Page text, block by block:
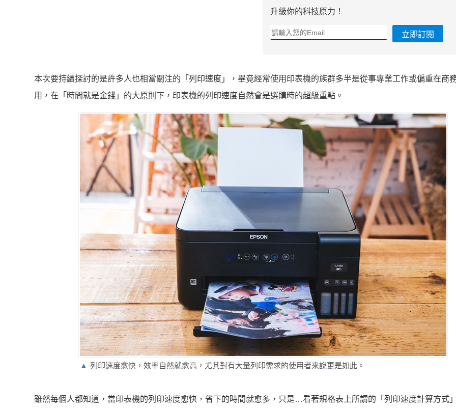
升級你的科技原力！
立即訂閱
本次要持續探討的是許多人也相當關注的「列印速度」，畢竟經常使用印表機的族群多半是從事專業工作或偏重在商
用，在「時間就是金錢」的大原則下，印表機的列印速度自然會是選購時的超級重點。
▲ 列印速度愈快，效率自然就愈高，尤其對有大量列印需求的使用者來說更是如此。
雖然每個人都知道，當印表機的列印速度愈快，省下的時間就愈多，只是…看著規格表上所謂的「列印速度計算方式